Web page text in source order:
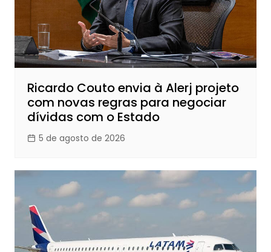
Ricardo Couto envia à Alerj projeto
com novas regras para negociar
dívidas com o Estado
5 de agosto de 2026